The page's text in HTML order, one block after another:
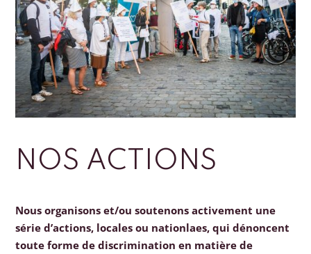
NOS ACTIONS
Nous organisons et/ou soutenons activement une
série d’actions, locales ou nationlaes, qui dénoncent
toute forme de discrimination en matière de